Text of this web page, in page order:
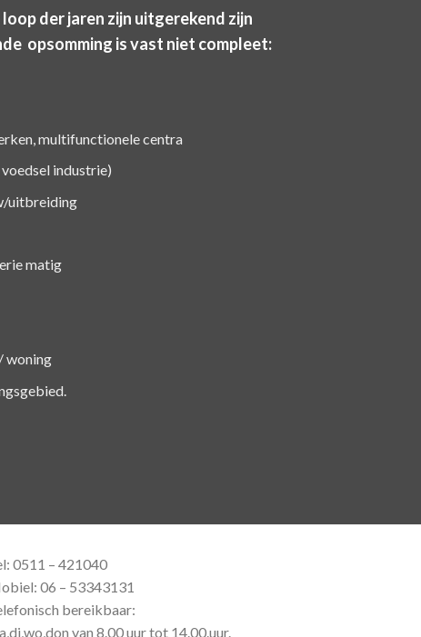
der jaren zijn uitgerekend zijn
opsomming is vast niet compleet:
multifunctionele centra
industrie)
uitbreiding
matig
woning
0511 – 421040
06 – 53343131
bereikbaar:
van 8.00 uur tot 14.00.uur.